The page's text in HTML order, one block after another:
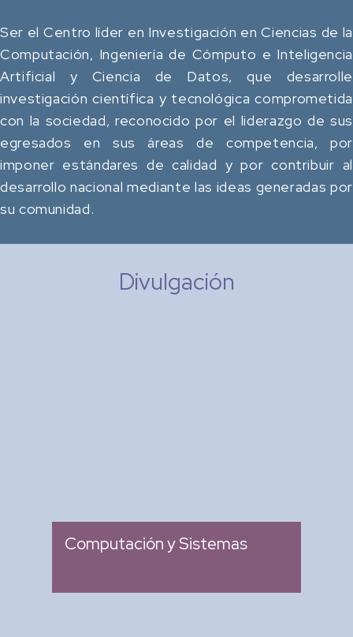
Ser el Centro líder en Investigación en Ciencias de la
Computación, Ingeniería de Cómputo e Inteligencia
Artificial y Ciencia de Datos, que desarrolle
investigación científica y tecnológica comprometida
con la sociedad, reconocido por el liderazgo de sus
egresados en sus áreas de competencia, por
imponer estándares de calidad y por contribuir al
desarrollo nacional mediante las ideas generadas por
su comunidad.
Divulgación
Computación y Sistemas
Ingreso
: 2007